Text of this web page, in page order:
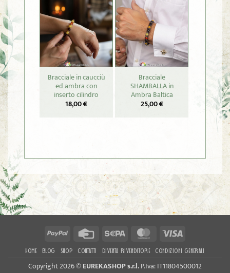
Bracciale in caucciù
ed ambra con
inserto cilindro
18,00€
Bracciale
SHAMBALLA in
Ambra Baltica
25,00€
SHOU”
PayPal
Credit
Sepa MasterCardVisa
HOME BLOG SHOP CONTATTI DIVENTA RIVENDITORE CONDIZIONI GENERALI
Copyright 2026 ©EUREKASHOP s.r.l.P.Iva: IT11804500012